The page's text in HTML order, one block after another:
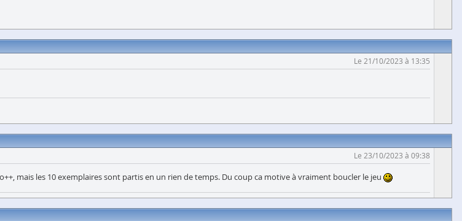
Le 21/10/2023 à 13:35
Le 23/10/2023 à 09:38
mais les 10 exemplaires sont partis en un rien de temps. Du coup ca motive à vraiment boucler le jeu